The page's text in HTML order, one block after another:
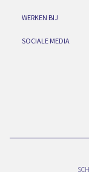
WERKEN BIJ
SOCIALE MEDIA